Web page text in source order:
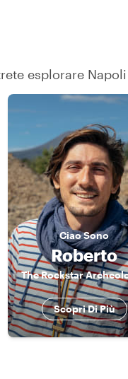
esplorare
CiaoSono
Roberto
The Rockstar
Scopri Di Più